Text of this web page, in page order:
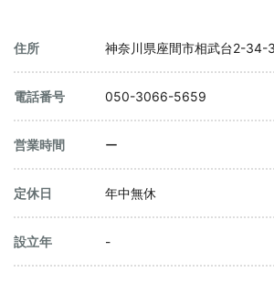
住所 神奈川県座間市相武台2-34-
電話番号 050-3066-5659
営業時間 ー
定休日 年中無休
設立年 -